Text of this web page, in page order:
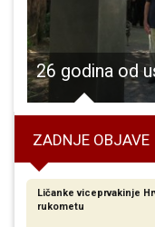
ZADNJE OBJAVE
Ličanke viceprvakinje
rukometu